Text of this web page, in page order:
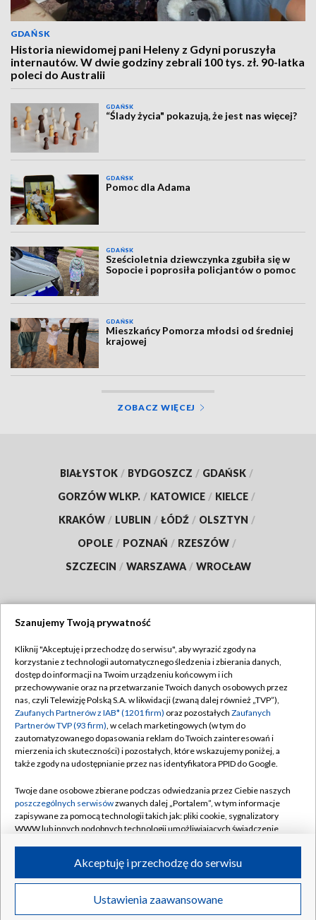
GDAŃSK
Historia niewidomej pani Heleny z Gdyni poruszyła
internautów. W dwie godziny zebrali 100 tys. zł. 90-latka
poleci do Australii
GDAŃSK
“Ślady życia" pokazują, że jest nas więcej?
GDAŃSK
Pomoc dla Adama
GDAŃSK
Sześcioletnia dziewczynka zgubiła się w
Sopocie i poprosiła policjantów o pomoc
GDAŃSK
Mieszkańcy Pomorza młodsi od średniej
krajowej
ZOBACZ WIĘCEJ
BIAŁYSTOK / BYDGOSZCZ / GDAŃSK /
GORZÓW WLKP. / KATOWICE / KIELCE /
KRAKÓW / LUBLIN / ŁÓDŹ / OLSZTYN /
OPOLE / POZNAŃ / RZESZÓW /
SZCZECIN / WARSZAWA / WROCŁAW
TVP
Abonament TVP
Emisja w TVP
Centrum informacji TVP
Naziemna Telewizja Cyfrowa
Rada Programowa
System NOS
Informacje o nadawcy
Program dla prasy
Ogłoszenie przetargowe
Regulamin TVP
Polityka prywatności
Moje zgody
Pomoc
Kontakt
Kanały
©2026 Telewizja Polska S.A. w likwidacji
Szanujemy Twoją prywatność
Kliknij "Akceptuję i przechodzę do serwisu", aby wyrazić zgody na
korzystanie z technologii automatycznego śledzenia i zbierania danych,
dostęp do informacji na Twoim urządzeniu końcowym i ich
przechowywanie oraz na przetwarzanie Twoich danych osobowych przez
nas, czyli Telewizję Polską S.A. w likwidacji (zwaną dalej również „TVP”),
Zaufanych Partnerów z IAB* (1201 firm) oraz pozostałych Zaufanych
Partnerów TVP (93 firm), w celach marketingowych (w tym do
zautomatyzowanego dopasowania reklam do Twoich zainteresowań i
mierzenia ich skuteczności) i pozostałych, które wskazujemy poniżej, a
także zgody na udostępnianie przez nas identyfikatora PPID do Google.
Twoje dane osobowe zbierane podczas odwiedzania przez Ciebie naszych
poszczególnych serwisówzwanych dalej „Portalem”, w tym informacje
zapisywane za pomocą technologii takich jak: pliki cookie, sygnalizatory
WWW lub innych podobnych technologii umożliwiających świadczenie
ruchu w Internecie.
Twoje dane osobowe zbierane podczas odwiedzania przez Ciebie
poszczególnych serwisówna Portalu, takie jak adresy IP, identyfikatory
Ustawienia zaawansowane
Akceptuję i przechodzę do serwisu